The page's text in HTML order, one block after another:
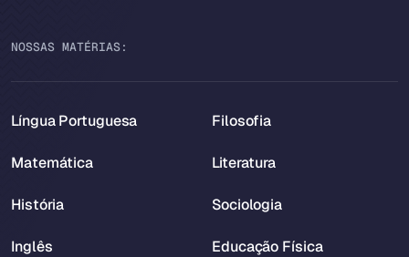
NOSSAS MATÉRIAS:
Língua Portuguesa
Matemática
História
Inglês
Filosofia
Literatura
Sociologia
Educação Física